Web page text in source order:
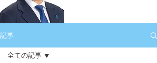
記事
全ての記事